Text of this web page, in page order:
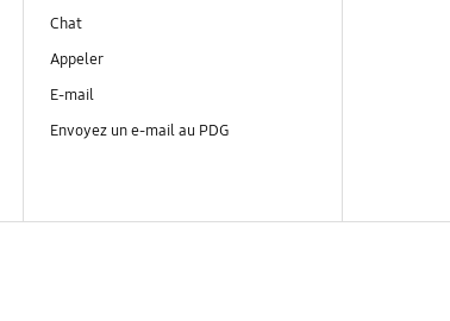
Chat
Appeler
E-mail
Envoyez un e-mail au PDG